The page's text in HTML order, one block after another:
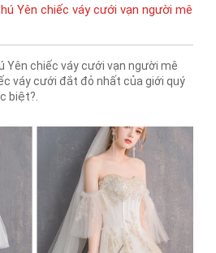
Yên chiếc váy cưới vạn người mê
Yên chiếc váy cưới vạn người mê
váy cưới đắt đỏ nhất của giới quý
biệt?.